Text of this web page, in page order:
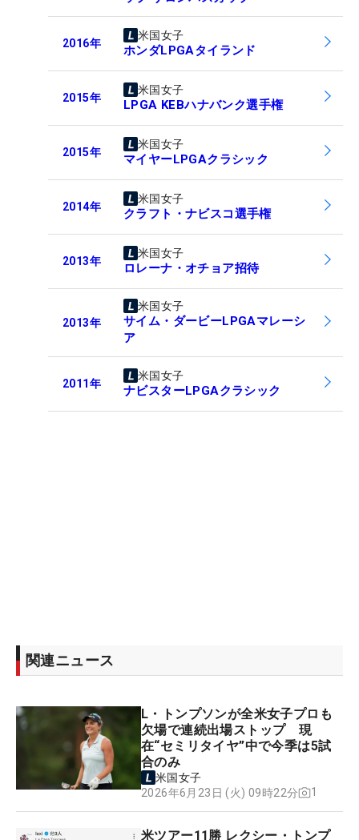
2016年
米国女子
ホンダLPGAタイランド
2015年
米国女子
LPGA KEBハナバンク選手権
2015年
米国女子
マイヤーLPGAクラシック
2014年
米国女子
クラフト・ナビスコ選手権
2013年
米国女子
ロレーナ・オチョア招待
2013年
米国女子
サイム・ダービーLPGAマレーシ
ア
2011年
米国女子
ナビスターLPGAクラシック
関連ニュース
L・トンプソンが全米女子プロも
欠場で連続出場ストップ 現
在“セミリタイヤ”中で今季は5試
合のみ
米国女子
2026年6月23日 (火) 09時22分
1
米ツアー11勝 レクシー・トンプ